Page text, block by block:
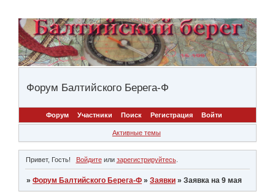
Форум Балтийского Берега-Ф
Форум Участники Поиск Регистрация Войти
Активные темы
Привет, Гость! Войдитеили зарегистрируйтесь.
»Форум Балтийского Берега-Ф »Заявки »Заявка на 9 мая